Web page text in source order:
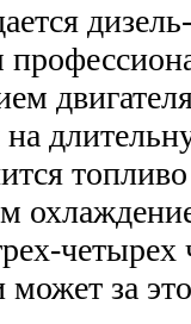
на
четырех
за